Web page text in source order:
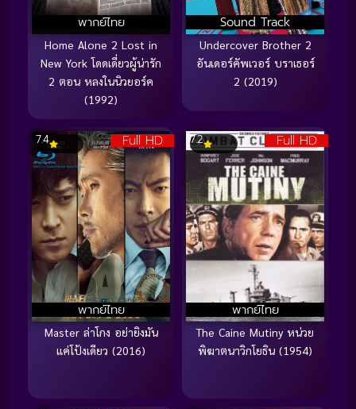
พากย์ไทย
Home Alone 2 Lost in
New York โดดเดี่ยวผู้น่ารัก
2 ตอน หลงในนิวยอร์ค
(1992)
Sound Track
Undercover Brother 2
อันเดอร์คัพเวอร์ บราเธอร์
2 (2019)
Full HD
พากย์ไทย
7.4
Master ล่าโกง อย่ายิงมัน
แค่โป้งเดียว (2016)
Full HD
พากย์ไทย
7.2
The Caine Mutiny หน่วย
พิฆาตนาวิกโยธิน (1954)